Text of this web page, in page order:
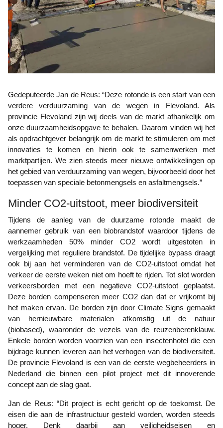
Gedeputeerde Jan de Reus: “Deze rotonde is een start van een
verdere verduurzaming van de wegen in Flevoland. Als
provincie Flevoland zijn wij deels van de markt afhankelijk om
onze duurzaamheidsopgave te behalen. Daarom vinden wij het
als opdrachtgever belangrijk om de markt te stimuleren om met
innovaties te komen en hierin ook te samenwerken met
marktpartijen. We zien steeds meer nieuwe ontwikkelingen op
het gebied van verduurzaming van wegen, bijvoorbeeld door het
toepassen van speciale betonmengsels en asfaltmengsels.”
Minder CO2-uitstoot, meer biodiversiteit
Tijdens de aanleg van de duurzame rotonde maakt de
aannemer gebruik van een biobrandstof waardoor tijdens de
werkzaamheden 50% minder CO2 wordt uitgestoten in
vergelijking met reguliere brandstof. De tijdelijke bypass draagt
ook bij aan het verminderen van de CO2-uitstoot omdat het
verkeer de eerste weken niet om hoeft te rijden. Tot slot worden
verkeersborden met een negatieve CO2-uitstoot geplaatst.
Deze borden compenseren meer CO2 dan dat er vrijkomt bij
het maken ervan. De borden zijn door Climate Signs gemaakt
van hernieuwbare materialen afkomstig uit de natuur
(biobased), waaronder de vezels van de reuzenberenklauw.
Enkele borden worden voorzien van een insectenhotel die een
bijdrage kunnen leveren aan het verhogen van de biodiversiteit.
De provincie Flevoland is een van de eerste wegbeheerders in
Nederland die binnen een pilot project met dit innoverende
concept aan de slag gaat.
Jan de Reus: “Dit project is echt gericht op de toekomst. De
eisen die aan de infrastructuur gesteld worden, worden steeds
hoger. Denk daarbij aan veiligheidseisen en